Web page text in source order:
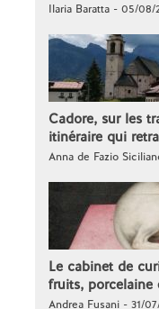
Ilaria Baratta - 05/08/
Cadore, sur les
itinéraire qui
Anna de Fazio
Le cabinet de
fruits, porcelaine
Andrea Fusani - 31/